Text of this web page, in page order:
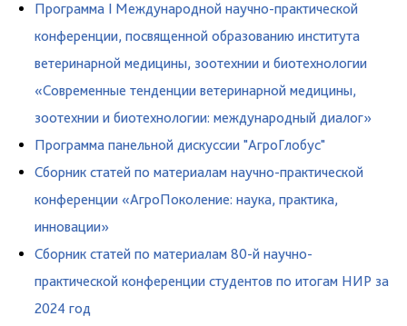
Программа I Международной научно-практической
конференции, посвященной образованию института
ветеринарной медицины, зоотехнии и биотехнологии
«Современные тенденции ветеринарной медицины,
зоотехнии и биотехнологии: международный диалог»
Программа панельной дискуссии "АгроГлобус"
Сборник статей по материалам научно-практической
конференции «АгроПоколение: наука, практика,
инновации»
Сборник статей по материалам 80-й научно-
практической конференции студентов по итогам НИР за
2024 год